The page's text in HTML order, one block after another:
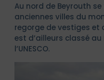
Au nord de Beyrouth se
anciennes villes du
regorge de vestiges et
est d’ailleurs classé
l’UNESCO.